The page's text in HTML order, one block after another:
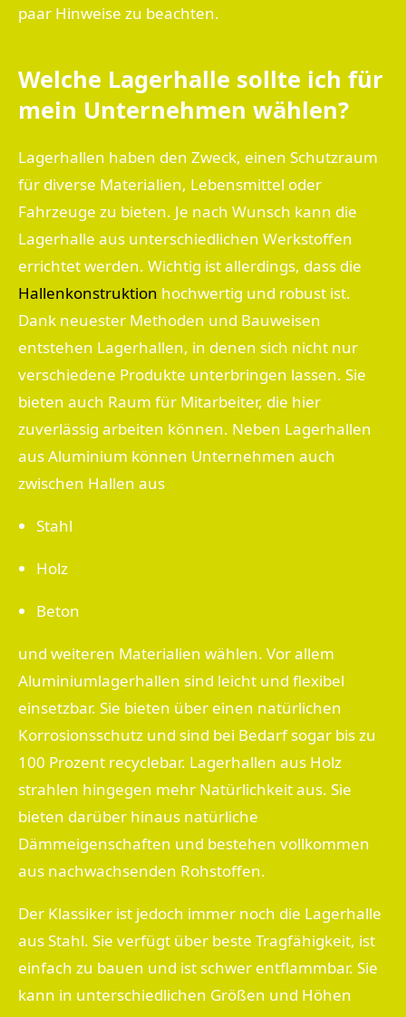
paar Hinweise zu beachten.
Welche Lagerhalle sollte ich für
mein Unternehmen wählen?
Lagerhallen haben den Zweck, einen Schutzraum
für diverse Materialien, Lebensmittel oder
Fahrzeuge zu bieten. Je nach Wunsch kann die
Lagerhalle aus unterschiedlichen Werkstoffen
errichtet werden. Wichtig ist allerdings, dass die
Hallenkonstruktion hochwertig und robust ist.
Dank neuester Methoden und Bauweisen
entstehen Lagerhallen, in denen sich nicht nur
verschiedene Produkte unterbringen lassen. Sie
bieten auch Raum für Mitarbeiter, die hier
zuverlässig arbeiten können. Neben Lagerhallen
aus Aluminium können Unternehmen auch
zwischen Hallen aus
Stahl
Holz
Beton
und weiteren Materialien wählen. Vor allem
Aluminiumlagerhallen sind leicht und flexibel
einsetzbar. Sie bieten über einen natürlichen
Korrosionsschutz und sind bei Bedarf sogar bis zu
100 Prozent recyclebar. Lagerhallen aus Holz
strahlen hingegen mehr Natürlichkeit aus. Sie
bieten darüber hinaus natürliche
Dämmeigenschaften und bestehen vollkommen
aus nachwachsenden Rohstoffen.
Der Klassiker ist jedoch immer noch die Lagerhalle
aus Stahl. Sie verfügt über beste Tragfähigkeit, ist
einfach zu bauen und ist schwer entflammbar. Sie
kann in unterschiedlichen Größen und Höhen